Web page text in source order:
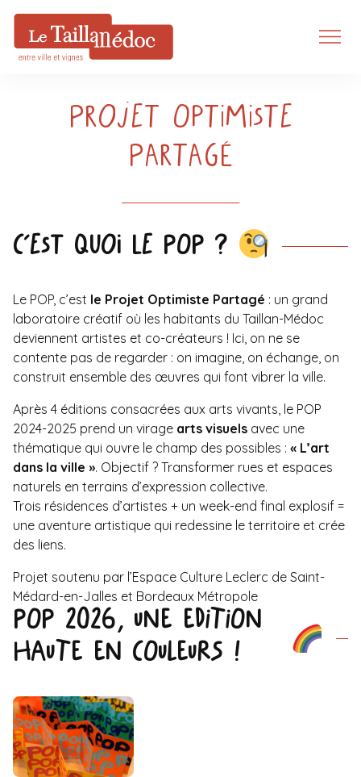
Projet Optimiste
Partagé
C’est quoi le POP ?
Le POP, c’est le Projet Optimiste Partagé : un grand
laboratoire créatif où les habitants du Taillan-Médoc
deviennent artistes et co-créateurs ! Ici, on ne se
contente pas de regarder : on imagine, on échange, on
construit ensemble des œuvres qui font vibrer la ville.
Après 4 éditions consacrées aux arts vivants, le POP
2024-2025 prend un virage arts visuels avec une
thématique qui ouvre le champ des possibles : « L’art
dans la ville ». Objectif ? Transformer rues et espaces
naturels en terrains d’expression collective.
Trois résidences d’artistes + un week-end final explosif =
une aventure artistique qui redessine le territoire et crée
des liens.
Projet soutenu par l’Espace Culture Leclerc de Saint-
Médard-en-Jalles et Bordeaux Métropole
POP 2026, UNE EDITION
HAUTE EN COULEURS !